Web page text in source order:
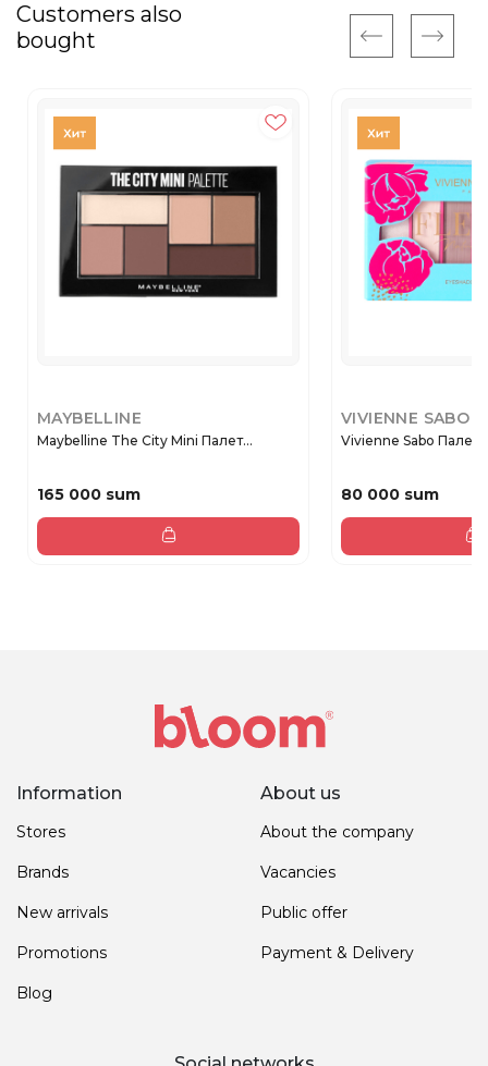
Customers also
bought
MAYBELLINE
Maybelline The City Mini Палет...
165 000 sum
VIVIENNE SABO
Vivienne Sabo
80 000 sum
Information
Stores
Brands
New arrivals
Promotions
Blog
About us
About the company
Vacancies
Public offer
Payment & Delivery